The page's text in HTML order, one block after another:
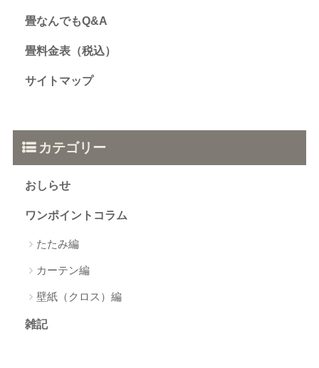
畳なんでもQ&A
畳料金表（税込）
サイトマップ
カテゴリー
おしらせ
ワンポイントコラム
たたみ編
カーテン編
壁紙（クロス）編
雑記